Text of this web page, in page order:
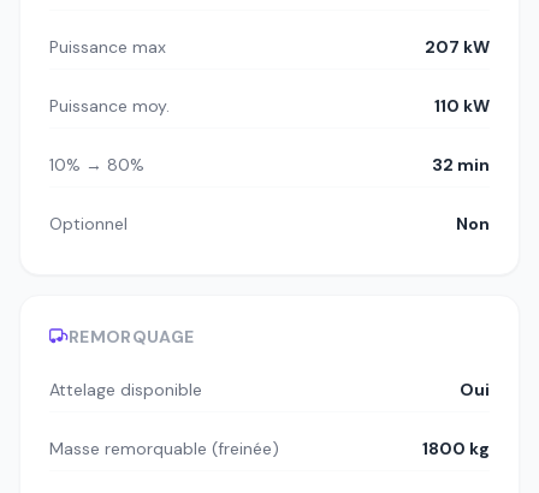
Puissance max 207 kW
Puissance moy. 110 kW
10% → 80% 32 min
Optionnel Non
REMORQUAGE
Attelage disponible Oui
Masse remorquable (freinée) 1800 kg